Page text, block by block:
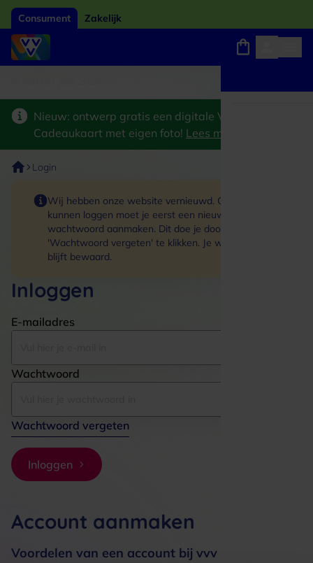
Consument Zakelijk
Nieuw: ontwerp gratis een digitale VVV
Cadeaukaart met eigen foto! Lees meer
Login
Wij hebben onze website vernieuwd. Om in te
kunnen loggen moet je eerst een nieuw
wachtwoord aanmaken. Dit doe je door op de link
'Wachtwoord vergeten' te klikken. Je winkelmand
blijft bewaard.
Inloggen
E-mailadres
Wachtwoord
Wachtwoord vergeten
Inloggen
Account aanmaken
Voordelen van een account bij vvv